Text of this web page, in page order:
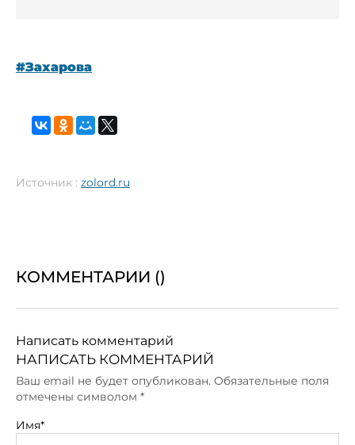
#Захарова
Источник : zolord.ru
КОММЕНТАРИИ ()
Написать комментарий
НАПИСАТЬ КОММЕНТАРИЙ
Ваш email не будет опубликован. Обязательные поля
отмечены символом *
Имя*